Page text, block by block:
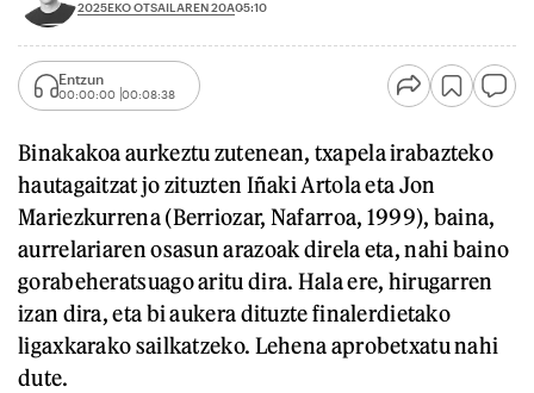
2025EKO OTSAILAREN 20A05:10
Entzun
00:00:00 00:08:38
Binakakoa aurkeztu zutenean, txapela irabazteko
hautagaitzat jo zituzten Iñaki Artola eta Jon
Mariezkurrena (Berriozar, Nafarroa, 1999), baina,
aurrelariaren osasun arazoak direla eta, nahi baino
gorabeheratsuago aritu dira. Hala ere, hirugarren
izan dira, eta bi aukera dituzte finalerdietako
ligaxkarako sailkatzeko. Lehena aprobetxatu nahi
dute.